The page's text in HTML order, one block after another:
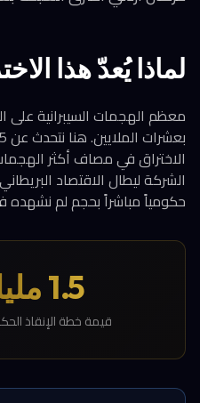
لماذا يُعدّ هذا
معظم الهجمات السيبرانية
الاختراق في مصاف أكثر
الشركة ليطال الاقتصاد
حكومياً مباشراً بحجم لم
1.5 مليار جنيه
قيمة خطة الإنقاذ